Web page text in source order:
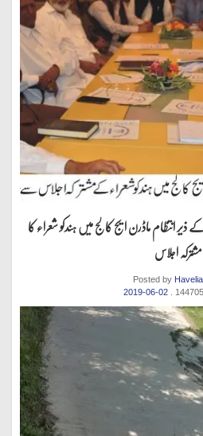
انتظام ماڈرن ایج کالج میں ہندکو شعراء کا
مشترکہ اجلاس
Posted by
2019-06-02
.